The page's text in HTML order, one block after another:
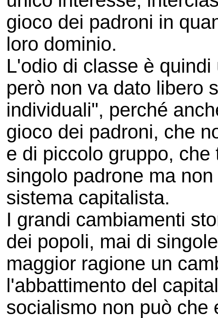
gioco dei padroni in
loro dominio.
L'odio di classe è
però non va dato libero
individuali", perché
gioco dei padroni, che
e di piccolo gruppo,
singolo padrone ma
sistema capitalista.
I grandi cambiamenti
dei popoli, mai di
maggior ragione un
l'abbattimento del
socialismo non può che